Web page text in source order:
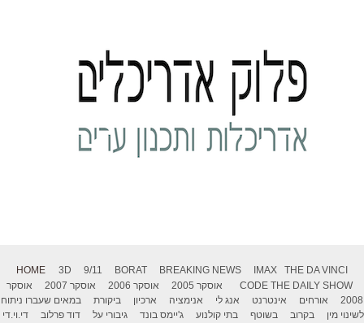
HOME 3D 9/11 BORAT BREAKING NEWS IMAX
THE DA VINCI
CODE THE DAILY SHOW אוסקר 2005 אוסקר 2006 אוסקר 2007
אוסקר
2008
אורחים אינטרנט אנג לי אנימציה ארכיון ביקורת
במאים שעברו ניתוח
לשינוי מין
בקרוב בשוטף בתי קולנוע ג'יימס בונד גיבורי על דוד פרלוב
די.וי.די